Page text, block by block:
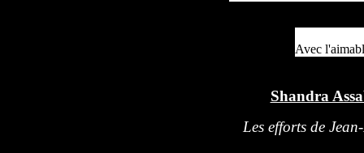
Avec
Shandra
Les efforts de